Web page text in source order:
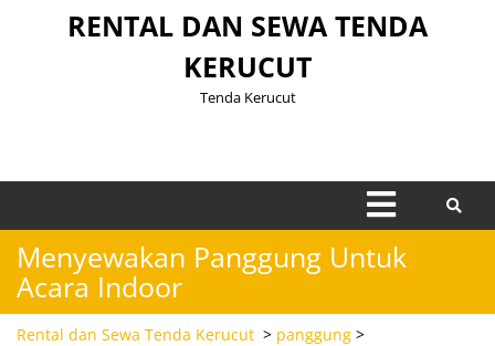
RENTAL DAN SEWA TENDA
KERUCUT
Tenda Kerucut
Open
Menu
Menyewakan Panggung Untuk
Acara Indoor
Rental dan Sewa Tenda Kerucut > panggung >